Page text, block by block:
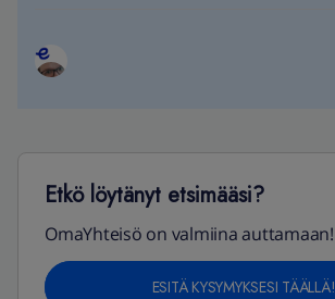
Etkö löytänyt etsimääsi?
OmaYhteisö on valmiina auttamaan!
ESITÄ KYSYMYKSESI TÄÄLLÄ!